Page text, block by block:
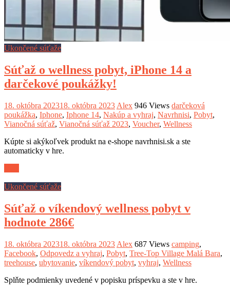
Ukončené súťaže
Súťaž o wellness pobyt, iPhone 14 a
darčekové poukážky!
18. októbra 202318. októbra 2023 Alex 946 Views darčeková
poukážka, Iphone, Iphone 14, Nakúp a vyhraj, Navrhnisi, Pobyt,
Vianočná súťaž, Vianočná súťaž 2023, Voucher, Wellness
Kúpte si akýkoľvek produkt na e-shope navrhnisi.sk a ste
automaticky v hre.
Ukončené súťaže
Súťaž o víkendový wellness pobyt v
hodnote 286€
18. októbra 202318. októbra 2023 Alex 687 Views camping,
Facebook, Odpovedz a vyhraj, Pobyt, Tree-Top Village Malá Bara,
treehouse, ubytovanie, víkendový pobyt, vyhraj, Wellness
Splňte podmienky uvedené v popisku príspevku a ste v hre.